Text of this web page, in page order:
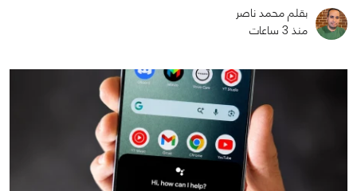
بقلم محمد ناصر
منذ 3 ساعات